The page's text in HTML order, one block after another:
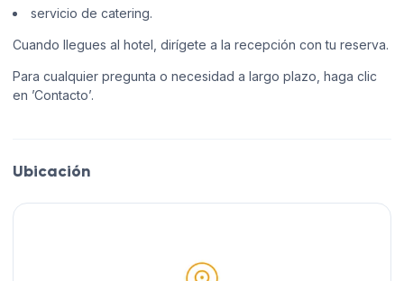
servicio de catering.
Cuando llegues al hotel, dirígete a la recepción con tu reserva.
Para cualquier pregunta o necesidad a largo plazo, haga clic
en ’Contacto’.
Ubicación